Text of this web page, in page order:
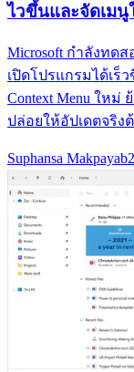
ไวขึ้นและจัดเมนู
Microsoft กำลังทดส
เปิดโปรแกรมได้เร็
Context Menu ให
ปล่อยให้อัปเดตจริง
Suphansa Makpayab